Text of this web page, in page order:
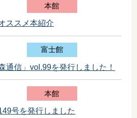
本館
ススメ本紹介
富士館
通信」vol.99を発行しました！
本館
号を発行しました